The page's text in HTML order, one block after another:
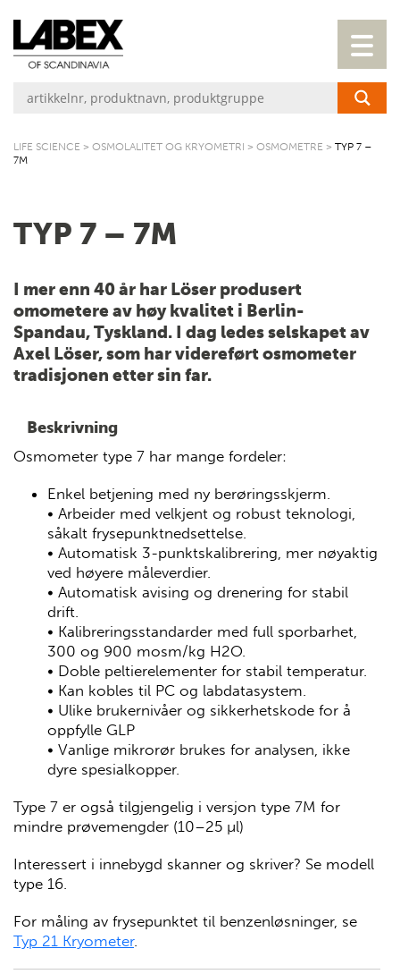
LIFE SCIENCE > OSMOLALITET OG KRYOMETRI > OSMOMETRE > TYP 7 –
7M
TYP 7 – 7M
I mer enn 40 år har Löser produsert
omometere av høy kvalitet i Berlin-
Spandau, Tyskland. I dag ledes selskapet av
Axel Löser, som har videreført osmometer
tradisjonen etter sin far.
Beskrivning
Osmometer type 7 har mange fordeler:
Enkel betjening med ny berøringsskjerm.
• Arbeider med velkjent og robust teknologi,
såkalt frysepunktnedsettelse.
• Automatisk 3-punktskalibrering, mer nøyaktig
ved høyere måleverdier.
• Automatisk avising og drenering for stabil
drift.
• Kalibreringsstandarder med full sporbarhet,
300 og 900 mosm/kg H2O.
• Doble peltierelementer for stabil temperatur.
• Kan kobles til PC og labdatasystem.
• Ulike brukernivåer og sikkerhetskode for å
oppfylle GLP
• Vanlige mikrorør brukes for analysen, ikke
dyre spesialkopper.
Type 7 er også tilgjengelig i versjon type 7M for
mindre prøvemengder (10–25 µl)
Interessert i innebygd skanner og skriver? Se modell
type 16.
For måling av frysepunktet til benzenløsninger, se
Typ 21 Kryometer.